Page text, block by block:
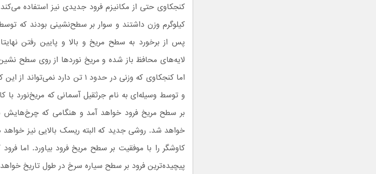
کیلوگرم وزن داشتند و سوار بر سطح‌نشینی بودند که
پس از برخورد به سطح مریخ و بالا و پایین رفتن
لایه‌های محافظ باز شده و مریخ نوردها از روی سطح
اما کنجکاوی که وزنی در حدود ۱ تن
و توسط وسیله‌ای به نام جرثقیل آسمانی که مریخ‌نورد
بر سطح مریخ فرود خواهد آمد و هنگامی که
کاوشگر را با موفقیت بر سطح مریخ فرود بیاورد. اما
پیچیده‌ترین فرود بر سطح سیاره سرخ در طول تاریخ